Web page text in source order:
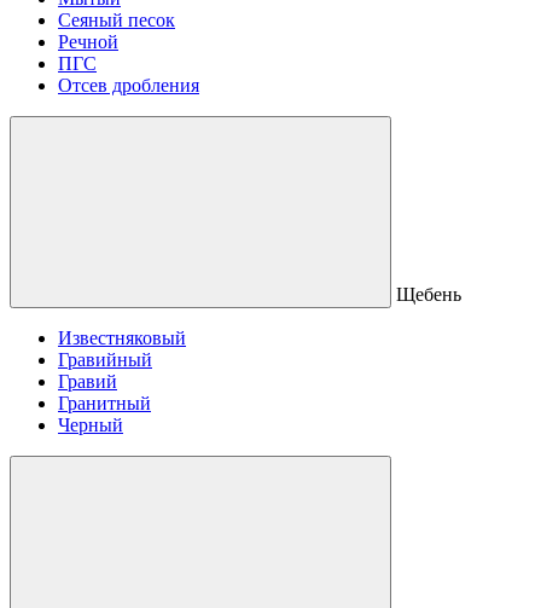
Сеяный песок
Речной
ПГС
Отсев дробления
Щебень
Известняковый
Гравийный
Гравий
Гранитный
Черный